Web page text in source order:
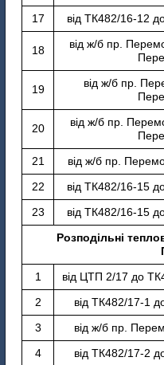
17
від ТК482/16-12
18
від ж/б пр.
19
від ж/б пр.
20
від ж/б пр.
21
від ж/б пр.
22
від ТК482/16-15
23
від ТК482/16-15
Розподільні
1
від ЦТП 2/17 до
2
від ТК482/17-1
3
від ж/б пр.
4
від ТК482/17-2